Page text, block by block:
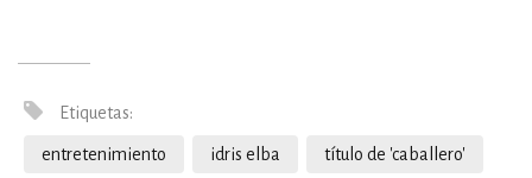
Etiquetas:
entretenimiento idris elba título de 'caballero'